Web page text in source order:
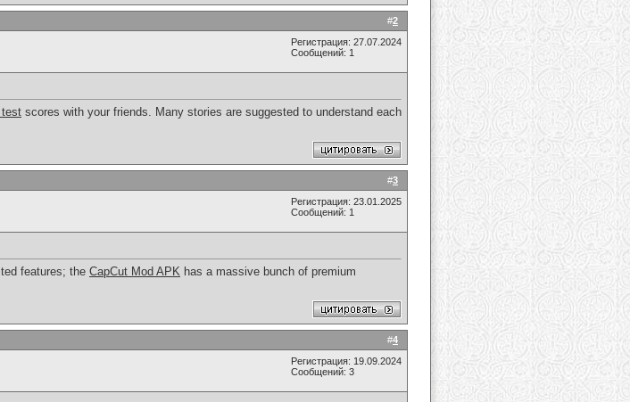
#2
Регистрация: 27.07.2024
Сообщений: 1
test scores with your friends. Many stories are suggested to understand each
#3
Регистрация: 23.01.2025
Сообщений: 1
features; the CapCut Mod APK has a massive bunch of premium
#4
Регистрация: 19.09.2024
Сообщений: 3